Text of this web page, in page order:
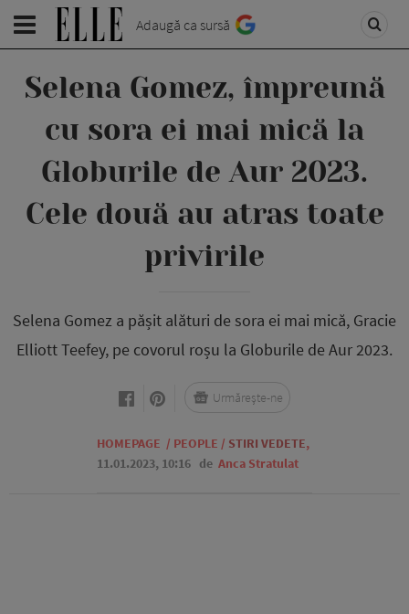
Adaugă ca sursă
Selena Gomez, împreună
cu sora ei mai mică la
Globurile de Aur 2023.
Cele două au atras toate
privirile
Selena Gomez a pășit alături de sora ei mai mică, Gracie
Elliott Teefey, pe covorul roșu la Globurile de Aur 2023.
HOMEPAGE / PEOPLE / STIRI VEDETE,
11.01.2023, 10:16 de Anca Stratulat
Urmărește-ne